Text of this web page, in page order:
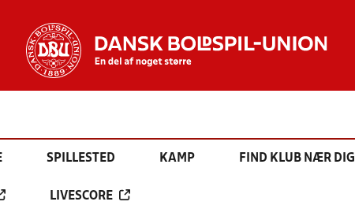
SPILLESTED KAMP FIND KLUB NÆR DIG
LIVESCORE